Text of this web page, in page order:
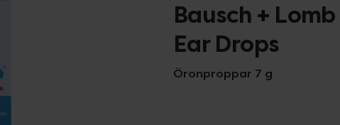
Bausch +
Ear Drops
Öronproppar 7 g